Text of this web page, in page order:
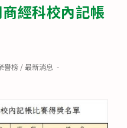
經科校內記帳
譽榜 /最新消息